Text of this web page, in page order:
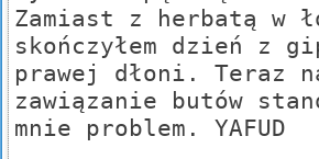
Zamiast z herbatą w
skończyłem dzień z
prawej dłoni. Teraz
zawiązanie butów
mnie problem. YAFUD